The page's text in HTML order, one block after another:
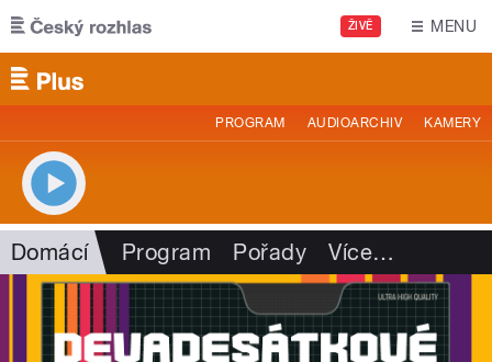
Přejít k hlavnímu obsahu
ŽIVĚ MENU
PROGRAM AUDIOARCHIV KAMERY
Domácí Program Pořady Více…